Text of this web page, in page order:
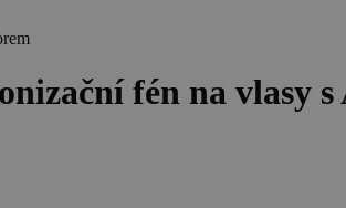
fén na vlasy s